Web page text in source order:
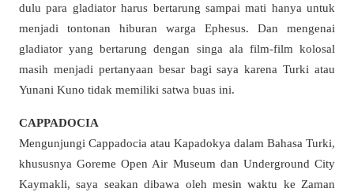
dulu para gladiator harus bertarung sampai mati hanya untuk
menjadi tontonan hiburan warga Ephesus. Dan mengenai
gladiator yang bertarung dengan singa ala film-film kolosal
masih menjadi pertanyaan besar bagi saya karena Turki atau
Yunani Kuno tidak memiliki satwa buas ini.
CAPPADOCIA
Mengunjungi Cappadocia atau Kapadokya dalam Bahasa Turki,
khususnya Goreme Open Air Museum dan Underground City
Kaymakli, saya seakan dibawa oleh mesin waktu ke Zaman